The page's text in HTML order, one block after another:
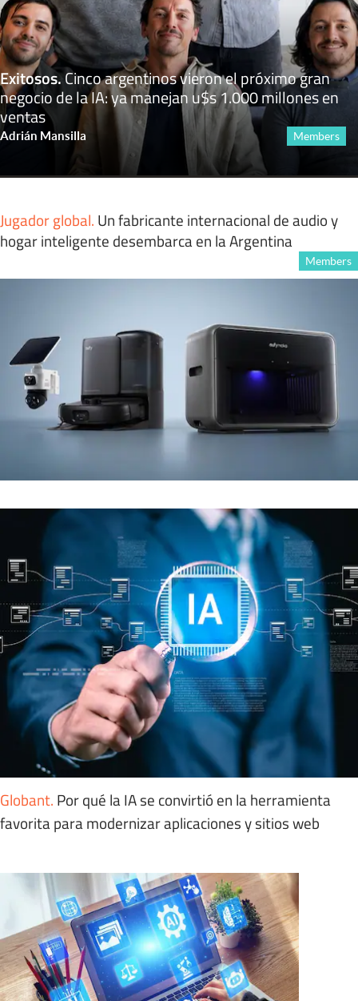
Exitosos.Cinco argentinos vieron el próximo gran
negocio de la IA: ya manejan u$s 1.000 millones en
ventas
Adrián Mansilla Members
Jugador global. Un fabricante internacional de audio y
hogar inteligente desembarca en la Argentina
Members
Globant. Por qué la IA se convirtió en la herramienta
favorita para modernizar aplicaciones y sitios web